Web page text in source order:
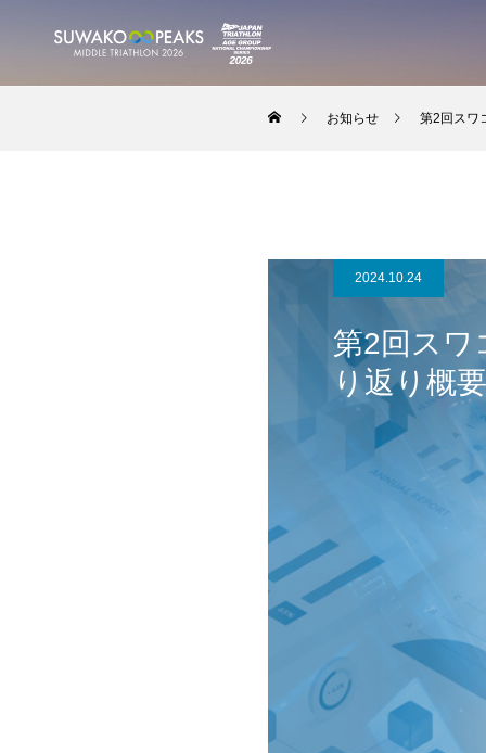
お知らせ 第2回スワ
2024.10.24
第2回スワ
り返り概